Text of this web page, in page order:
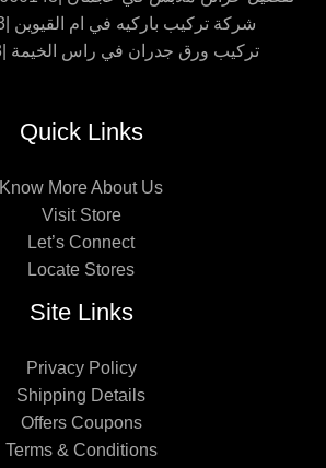
شركة تركيب باركيه في ام القيوين |0569660143
تركيب ورق جدران في راس الخيمة |0569660143
Quick Links
Know More About Us
Visit Store
Let’s Connect
Locate Stores
Site Links
Privacy Policy
Shipping Details
Offers Coupons
Terms & Conditions